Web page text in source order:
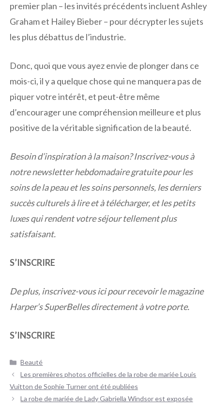
premier plan – les invités précédents incluent Ashley
Graham et Hailey Bieber – pour décrypter les sujets
les plus débattus de l’industrie.
Donc, quoi que vous ayez envie de plonger dans ce
mois-ci, il y a quelque chose qui ne manquera pas de
piquer votre intérêt, et peut-être même
d’encourager une compréhension meilleure et plus
positive de la véritable signification de la beauté.
Besoin d’inspiration à la maison? Inscrivez-vous à
notre newsletter hebdomadaire gratuite pour les
soins de la peau et les soins personnels, les derniers
succès culturels à lire et à télécharger, et les petits
luxes qui rendent votre séjour tellement plus
satisfaisant.
S’INSCRIRE
De plus, inscrivez-vous ici pour recevoir le magazine
Harper’s SuperBelles directement à votre porte.
S’INSCRIRE
Catégories
Beauté
Navigation
des
Les premières photos officielles de la robe de mariée Louis
Vuitton de Sophie Turner ont été publiées
La robe de mariée de Lady Gabriella Windsor est exposée